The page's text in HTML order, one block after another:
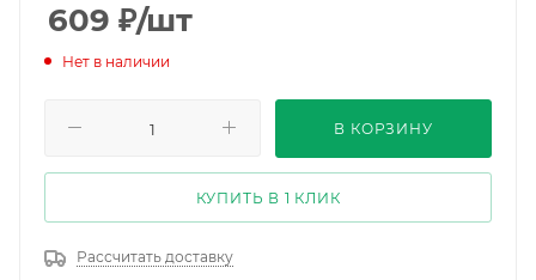
609 ₽/шт
Нет в наличии
В КОРЗИНУ
КУПИТЬ В 1 КЛИК
Рассчитать доставку